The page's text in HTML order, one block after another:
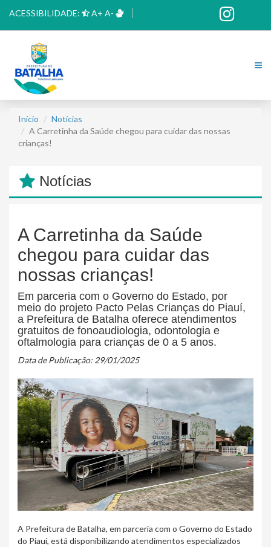
ACESSIBILIDADE: A+ A-
Início
Notícias
A Carretinha da Saúde chegou para cuidar das nossas
crianças!
Notícias
A Carretinha da Saúde
chegou para cuidar das
nossas crianças!
Em parceria com o Governo do Estado, por
meio do projeto Pacto Pelas Crianças do Piauí,
a Prefeitura de Batalha oferece atendimentos
gratuitos de fonoaudiologia, odontologia e
oftalmologia para crianças de 0 a 5 anos.
Data de Publicação: 29/01/2025
A Prefeitura de Batalha, em parceria com o Governo do Estado
do Piauí, está disponibilizando atendimentos especializados